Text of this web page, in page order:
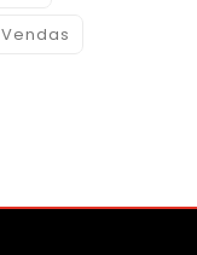
Vendas